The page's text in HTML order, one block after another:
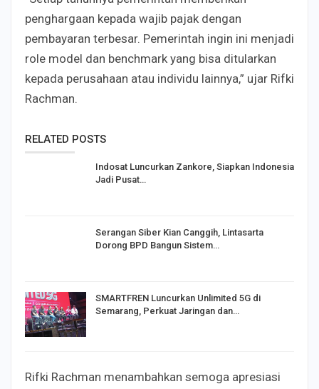
penghargaan kepada wajib pajak dengan
pembayaran terbesar. Pemerintah ingin ini menjadi
role model dan benchmark yang bisa ditularkan
kepada perusahaan atau individu lainnya,” ujar Rifki
Rachman.
RELATED POSTS
Indosat Luncurkan Zankore, Siapkan Indonesia
Jadi Pusat…
Serangan Siber Kian Canggih, Lintasarta
Dorong BPD Bangun Sistem…
SMARTFREN Luncurkan Unlimited 5G di
Semarang, Perkuat Jaringan dan…
Rifki Rachman menambahkan semoga apresiasi